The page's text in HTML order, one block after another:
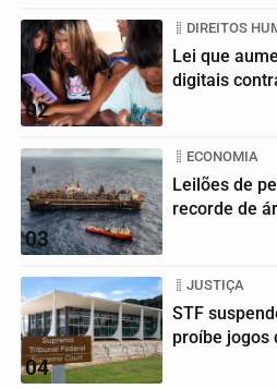
02
DIREITOS
Lei que
digitais
03
ECONOMIA
Leilões de
recorde de
04
JUSTIÇA
STF
proíbe jogos